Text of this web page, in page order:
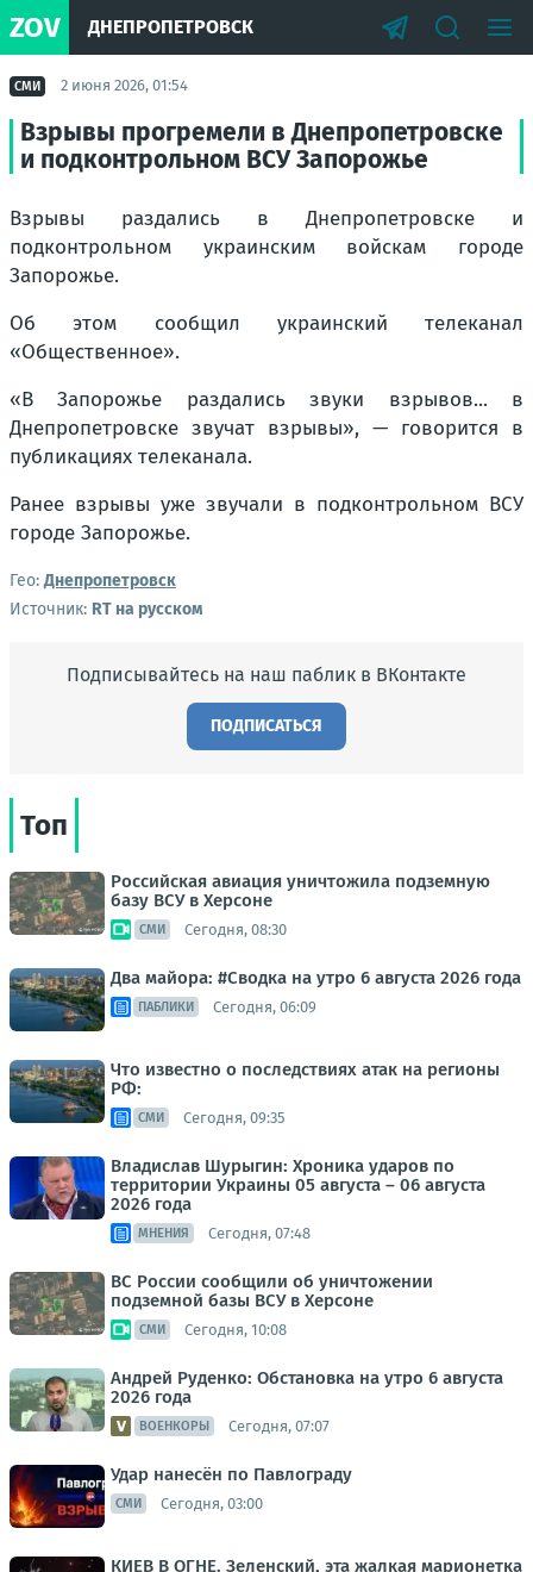
ZOV ДНЕПРОПЕТРОВСК
СМИ 2 июня 2026, 01:54
Взрывы прогремели в Днепропетровске
и подконтрольном ВСУ Запорожье
Взрывы раздались в Днепропетровске и
подконтрольном украинским войскам городе
Запорожье.
Об этом сообщил украинский телеканал
«Общественное».
«В Запорожье раздались звуки взрывов... в
Днепропетровске звучат взрывы», — говорится в
публикациях телеканала.
Ранее взрывы уже звучали в подконтрольном ВСУ
городе Запорожье.
Гео:Днепропетровск
Источник: RT на русском
Подписывайтесь на наш паблик в ВКонтакте
ПОДПИСАТЬСЯ
Топ
Российская авиация уничтожила подземную
базу ВСУ в Херсоне
СМИ Сегодня, 08:30
Два майора: #Сводка на утро 6 августа 2026 года
ПАБЛИКИ Сегодня, 06:09
Что известно о последствиях атак на регионы
РФ:
СМИ Сегодня, 09:35
Владислав Шурыгин: Хроника ударов по
территории Украины 05 августа – 06 августа
2026 года
МНЕНИЯ Сегодня, 07:48
ВС России сообщили об уничтожении
подземной базы ВСУ в Херсоне
СМИ Сегодня, 10:08
Андрей Руденко: Обстановка на утро 6 августа
2026 года
ВОЕНКОРЫ Сегодня, 07:07
Удар нанесён по Павлограду
СМИ Сегодня, 03:00
КИЕВ В ОГНЕ. Зеленский, эта жалкая марионетка